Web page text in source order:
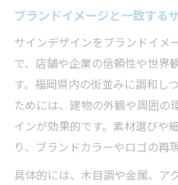
ブランドイメージと一致する
サインデザインをブランドイメ
で、店舗や企業の信頼性や世界
す。福岡県内の街並みに調和し
ためには、建物の外観や周囲の
インが効果的です。素材選びや
り、ブランドカラーやロゴの再
具体的には、木目調や金属、ア